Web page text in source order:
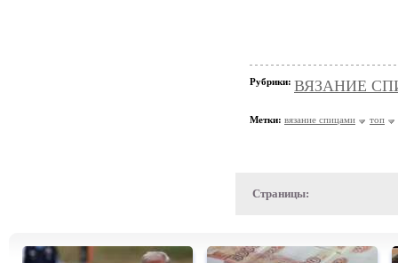
Рубрики: ВЯЗАНИЕ
Метки: вязание спицами топ
Страницы: